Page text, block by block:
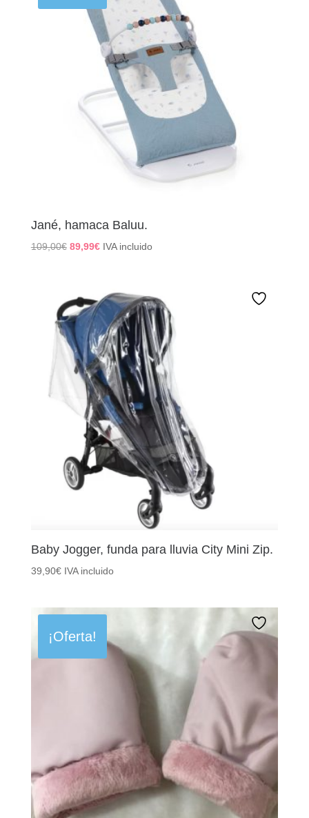
Jané, hamaca Baluu.
109,00€ El
109,00€.
89,99€El
es:
89,99€.
IVA incluido
Baby Jogger, funda para lluvia City Mini Zip.
39,90€ IVA incluido
¡Oferta!